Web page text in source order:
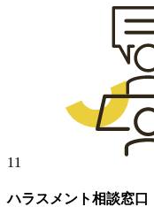
11
ハラスメント相談窓口